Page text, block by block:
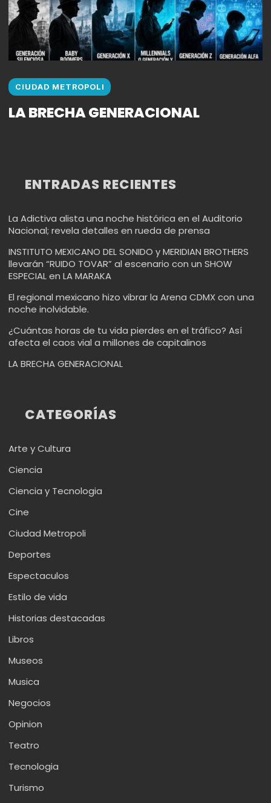
CIUDAD METROPOLI
LA BRECHA GENERACIONAL
ENTRADAS RECIENTES
La Adictiva alista una noche histórica en el Auditorio
Nacional; revela detalles en rueda de prensa
INSTITUTO MEXICANO DEL SONIDO y MERIDIAN BROTHERS
llevarán “RUIDO TOVAR” al escenario con un SHOW
ESPECIAL en LA MARAKA
El regional mexicano hizo vibrar la Arena CDMX con una
noche inolvidable.
¿Cuántas horas de tu vida pierdes en el tráfico? Así
afecta el caos vial a millones de capitalinos
LA BRECHA GENERACIONAL
CATEGORÍAS
Arte y Cultura
Ciencia
Ciencia y Tecnologia
Cine
Ciudad Metropoli
Deportes
Espectaculos
Estilo de vida
Historias destacadas
Libros
Museos
Musica
Negocios
Opinion
Teatro
Tecnologia
Turismo